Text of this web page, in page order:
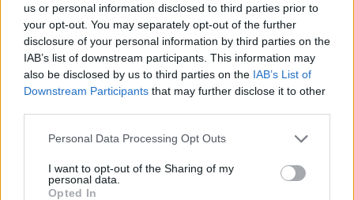
us or personal information disclosed to third parties prior to
your opt-out. You may separately opt-out of the further
disclosure of your personal information by third parties on the
IAB’s list of downstream participants. This information may
also be disclosed by us to third parties on the IAB’s List of
Downstream Participants that may further disclose it to other
Personal Data Processing Opt Outs
I want to opt-out of the Sharing of my
personal data.
Opted In